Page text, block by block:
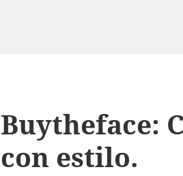
Buytheface:
con estilo.